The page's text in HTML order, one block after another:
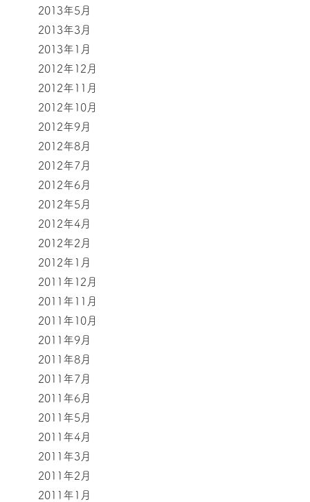
2013年5月
2013年3月
2013年1月
2012年12月
2012年11月
2012年10月
2012年9月
2012年8月
2012年7月
2012年6月
2012年5月
2012年4月
2012年2月
2012年1月
2011年12月
2011年11月
2011年10月
2011年9月
2011年8月
2011年7月
2011年6月
2011年5月
2011年4月
2011年3月
2011年2月
2011年1月